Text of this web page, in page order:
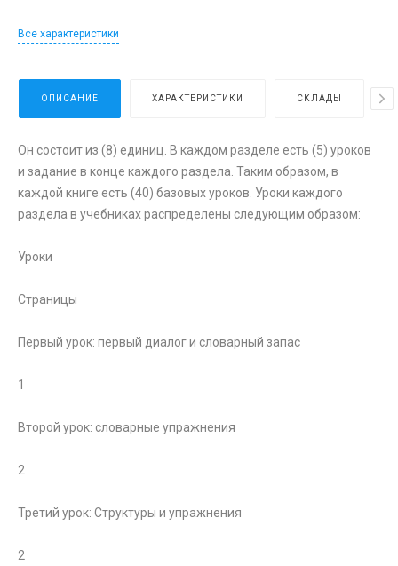
Все характеристики
ОПИСАНИЕ ХАРАКТЕРИСТИКИ СКЛАДЫ
Он состоит из (8) единиц. В каждом разделе есть (5) уроков
и задание в конце каждого раздела. Таким образом, в
каждой книге есть (40) базовых уроков. Уроки каждого
раздела в учебниках распределены следующим образом:
Уроки
Страницы
Первый урок: первый диалог и словарный запас
1
Второй урок: словарные упражнения
2
Третий урок: Структуры и упражнения
2